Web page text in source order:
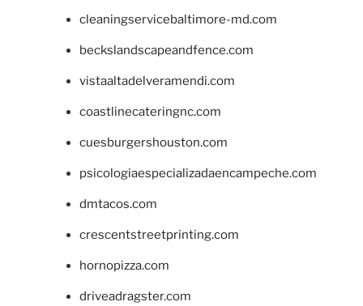
cleaningservicebaltimore-md.com
beckslandscapeandfence.com
vistaaltadelveramendi.com
coastlinecateringnc.com
cuesburgershouston.com
psicologiaespecializadaencampeche.com
dmtacos.com
crescentstreetprinting.com
hornopizza.com
driveadragster.com